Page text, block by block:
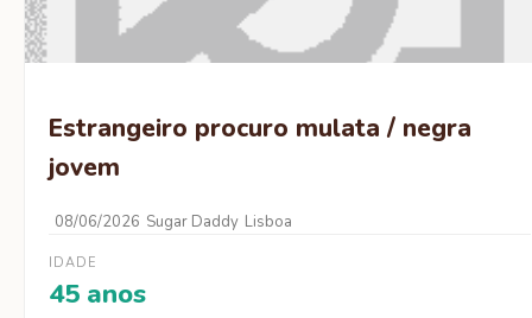
Estrangeiro procuro mulata / negra
jovem
08/06/2026 Sugar Daddy Lisboa
IDADE
45 anos